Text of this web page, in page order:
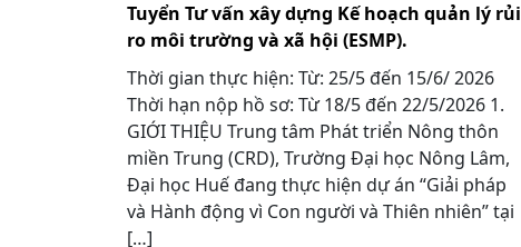
Tuyển Tư vấn xây dựng Kế hoạch quản lý rủi
ro môi trường và xã hội (ESMP).
Thời gian thực hiện: Từ: 25/5 đến 15/6/ 2026
Thời hạn nộp hồ sơ: Từ 18/5 đến 22/5/2026 1.
GIỚI THIỆU Trung tâm Phát triển Nông thôn
miền Trung (CRD), Trường Đại học Nông Lâm,
Đại học Huế đang thực hiện dự án “Giải pháp
và Hành động vì Con người và Thiên nhiên” tại
[…]